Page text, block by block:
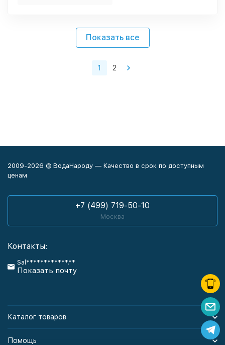
Показать все
1 2
2009-2026 © ВодаНароду — Качество в срок по доступным
ценам
+7 (499) 719-50-10
Москва
Контакты:
Sal************.**
Показать почту
Каталог товаров
Помощь